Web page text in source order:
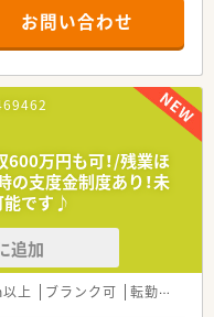
を積極的に行っています。
菌調製・医薬品管理・薬剤管
行っています。
も参画しています。医師・
と協働してチーム医療に従
週休2日制で、年間休日
実！福利厚生の充実も魅力
積める病院です。
お問い合わせ
万円も可！/残業ほ
支度金制度あり！未
能です♪
追加
上 ブランク可 転勤なし